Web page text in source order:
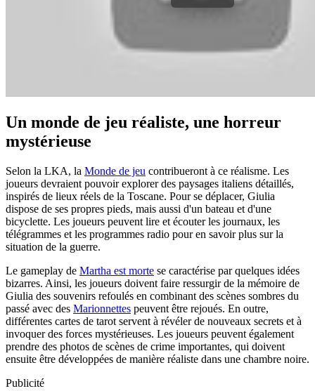
Un monde de jeu réaliste, une horreur
mystérieuse
Selon la LKA, la Monde de jeu contribueront à ce réalisme. Les
joueurs devraient pouvoir explorer des paysages italiens détaillés,
inspirés de lieux réels de la Toscane. Pour se déplacer, Giulia
dispose de ses propres pieds, mais aussi d'un bateau et d'une
bicyclette. Les joueurs peuvent lire et écouter les journaux, les
télégrammes et les programmes radio pour en savoir plus sur la
situation de la guerre.
Le gameplay de Martha est morte se caractérise par quelques idées
bizarres. Ainsi, les joueurs doivent faire ressurgir de la mémoire de
Giulia des souvenirs refoulés en combinant des scènes sombres du
passé avec des Marionnettes peuvent être rejoués. En outre,
différentes cartes de tarot servent à révéler de nouveaux secrets et à
invoquer des forces mystérieuses. Les joueurs peuvent également
prendre des photos de scènes de crime importantes, qui doivent
ensuite être développées de manière réaliste dans une chambre noire.
Publicité